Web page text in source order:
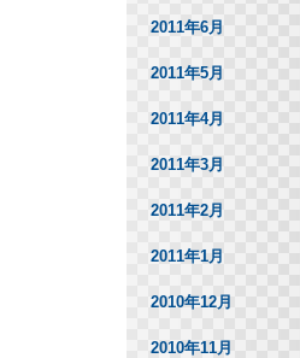
2011年6月
2011年5月
2011年4月
2011年3月
2011年2月
2011年1月
2010年12月
2010年11月